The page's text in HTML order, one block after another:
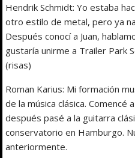
Hendrik Schmidt: Yo estaba
otro estilo de metal, pero ya
Después conocí a Juan,
gustaría unirme a Trailer Park
(risas)
Roman Karius: Mi formación
de la música clásica. Comencé
después pasé a la guitarra
conservatorio en Hamburgo.
anteriormente.